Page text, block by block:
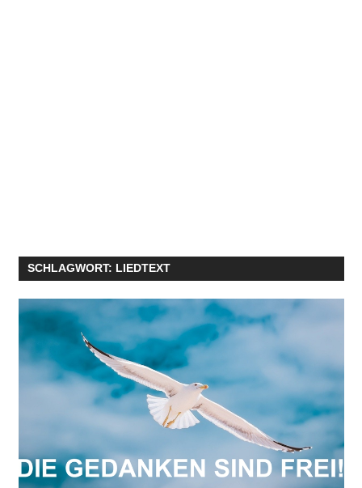
SCHLAGWORT: LIEDTEXT